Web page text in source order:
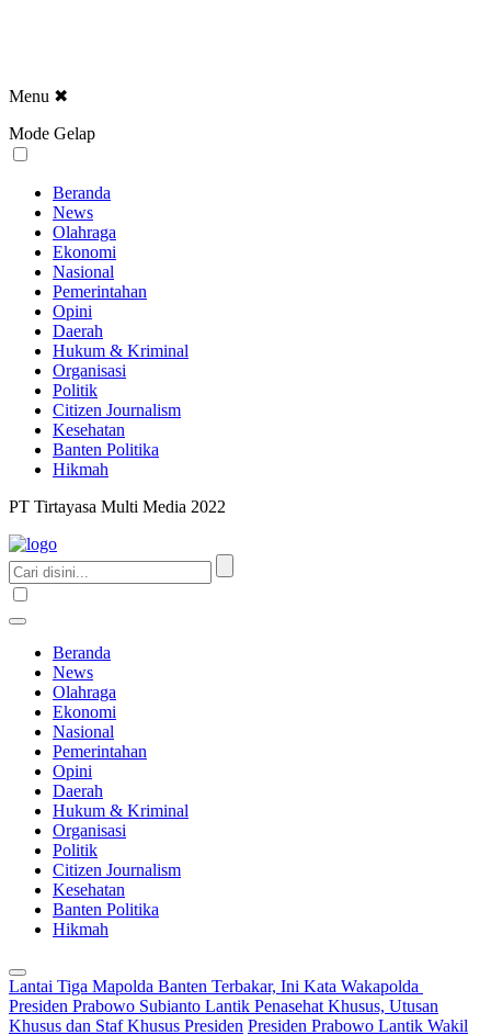
Menu ✖
Mode Gelap
Beranda
News
Olahraga
Ekonomi
Nasional
Pemerintahan
Opini
Daerah
Hukum & Kriminal
Organisasi
Politik
Citizen Journalism
Kesehatan
Banten Politika
Hikmah
PT Tirtayasa Multi Media 2022
Beranda
News
Olahraga
Ekonomi
Nasional
Pemerintahan
Opini
Daerah
Hukum & Kriminal
Organisasi
Politik
Citizen Journalism
Kesehatan
Banten Politika
Hikmah
Lantai Tiga Mapolda Banten Terbakar, Ini Kata Wakapolda
Presiden Prabowo Subianto Lantik Penasehat Khusus, Utusan
Khusus dan Staf Khusus Presiden Presiden Prabowo Lantik Wakil